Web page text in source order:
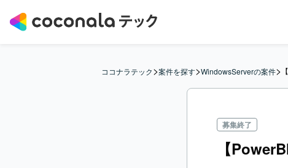
ココナラテック>案件を探す>WindowsServerの案件>
募集終了
【